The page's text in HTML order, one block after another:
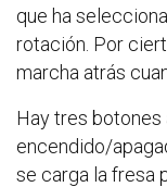
que ha
rotación. Por
marcha atrás
Hay tres botones
encendido/
se carga la fresa